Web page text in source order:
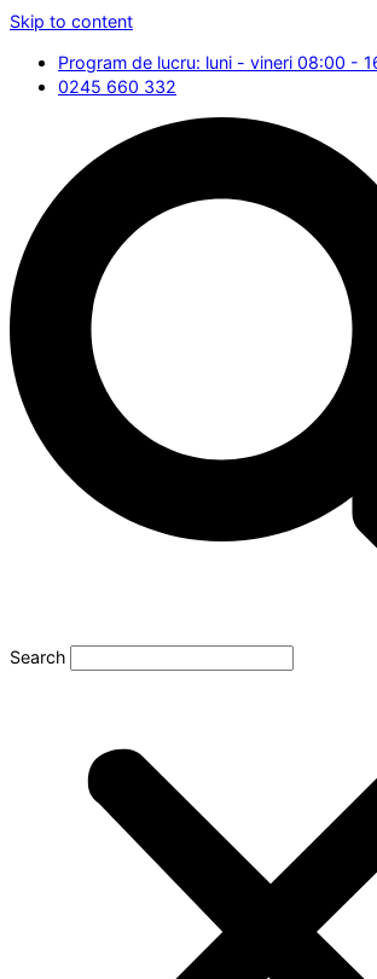
Skip to content
Program de lucru: luni - vineri 08:00 -
0245 660 332
Search